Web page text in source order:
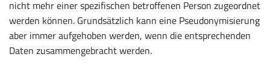
nicht mehr einer spezifischen betroffenen Person zugeordnet
werden können. Grundsätzlich kann eine Pseudonymisierung
aber immer aufgehoben werden, wenn die entsprechenden
Daten zusammengebracht werden.